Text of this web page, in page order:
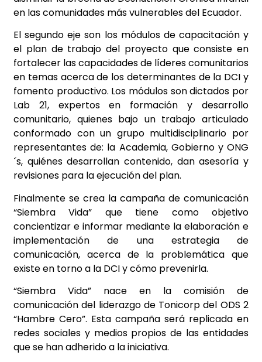
en las comunidades más vulnerables del Ecuador.
El segundo eje son los módulos de capacitación y
el plan de trabajo del proyecto que consiste en
fortalecer las capacidades de líderes comunitarios
en temas acerca de los determinantes de la DCI y
fomento productivo. Los módulos son dictados por
Lab 21, expertos en formación y desarrollo
comunitario, quienes bajo un trabajo articulado
conformado con un grupo multidisciplinario por
representantes de: la Academia, Gobierno y ONG
´s, quiénes desarrollan contenido, dan asesoría y
revisiones para la ejecución del plan.
Finalmente se crea la campaña de comunicación
“Siembra Vida” que tiene como objetivo
concientizar e informar mediante la elaboración e
implementación de una estrategia de
comunicación, acerca de la problemática que
existe en torno a la DCI y cómo prevenirla.
“Siembra Vida” nace en la comisión de
comunicación del liderazgo de Tonicorp del ODS 2
“Hambre Cero”. Esta campaña será replicada en
redes sociales y medios propios de las entidades
que se han adherido a la iniciativa.